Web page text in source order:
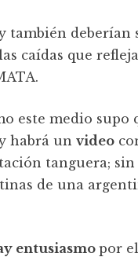
también deberían
caídas que
este medio supo
habrá un video
tanguera;
de una
entusiasmo por